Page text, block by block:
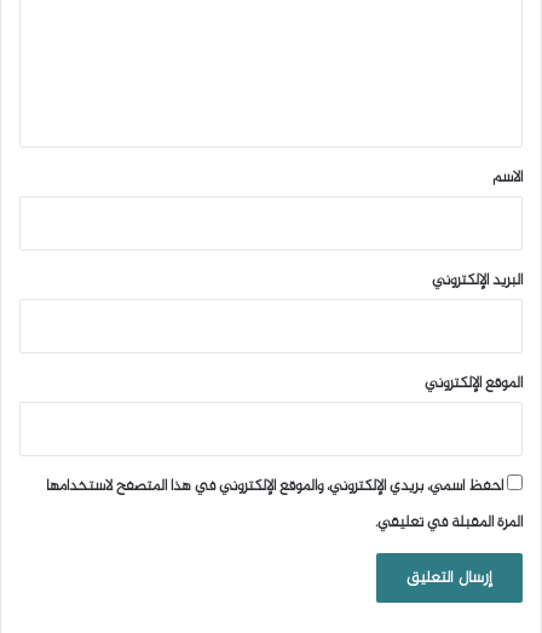
*
الاسم
البريد الإلكتروني
الموقع الإلكتروني
احفظ اسمي، بريدي الإلكتروني، والموقع الإلكتروني في هذا المتصفح لاستخدامها
المرة المقبلة في تعليقي.